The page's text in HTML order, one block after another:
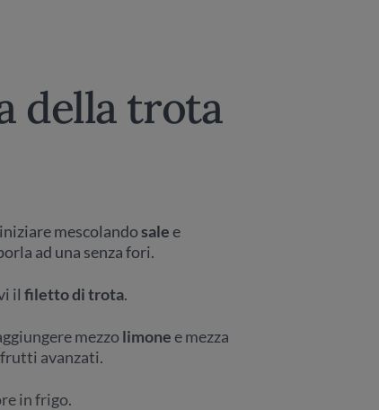
della trota
iniziare mescolandosalee
ad una senza fori.
il filetto di trota.
mezzolimonee mezza
frutti avanzati.
in frigo.